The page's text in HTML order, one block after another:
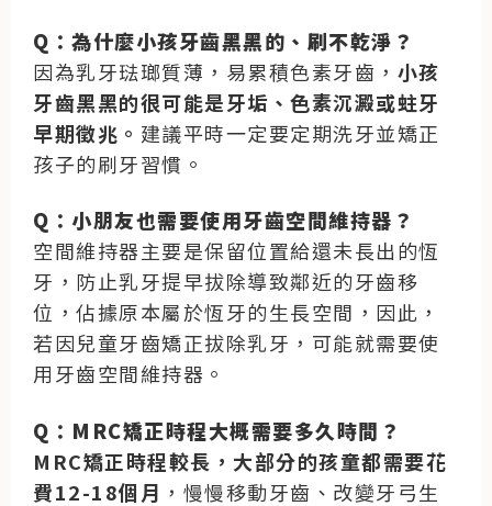
Q：為什麼小孩牙齒黑黑的、刷不乾淨？
因為乳牙琺瑯質薄，易累積色素牙齒， 小孩
牙齒黑黑的很可能是牙垢、色素沉澱或蛀牙
早期徵兆。 建議平時一定要定期洗牙並矯正
孩子的刷牙習慣。
Q：小朋友也需要使用牙齒空間維持器？
空間維持器主要是保留位置給還未長出的恆
牙，防止乳牙提早拔除導致鄰近的牙齒移
位，佔據原本屬於恆牙的生長空間，因此，
若因兒童牙齒矯正拔除乳牙，可能就需要使
用牙齒空間維持器。
Q：MRC矯正時程大概需要多久時間？
MRC矯正時程較長，大部分的孩童都需要花
費12-18個月 ，慢慢移動牙齒、改變牙弓生